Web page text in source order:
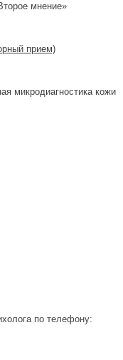
мнение»
прием)
микродиагностика кожи
по телефону: